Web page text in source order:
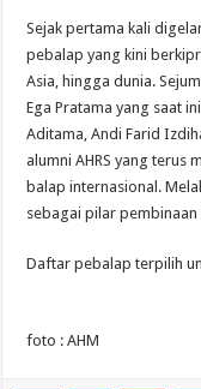
Sejak pertama kali
pebalap yang kini
Asia, hingga dunia.
Ega Pratama yang saat
Aditama, Andi Farid
alumni AHRS yang terus
balap internasional.
sebagai pilar
Daftar pebalap terpilih
foto : AHM